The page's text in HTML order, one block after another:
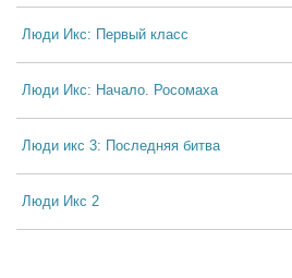
Люди Икс: Первый класс
Люди Икс: Начало. Росомаха
Люди икс 3: Последняя битва
Люди Икс 2